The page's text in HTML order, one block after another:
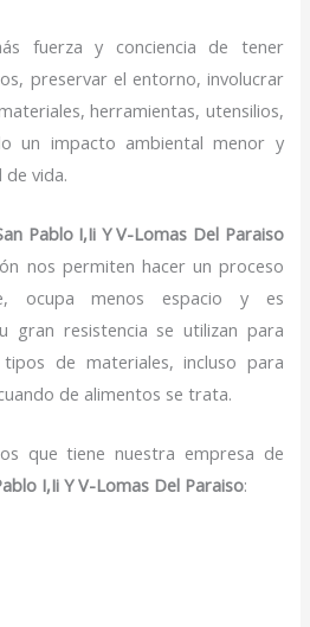
fuerza y conciencia de tener
preservar el entorno, involucrar
herramientas, utensilios,
un impacto ambiental menor y
de vida.
Pablo I,Ii Y V-Lomas Del Paraiso
nos permiten hacer un proceso
ocupa menos espacio y es
gran resistencia se utilizan para
de materiales, incluso para
de alimentos se trata.
que tiene nuestra empresa de
I,Ii Y V-Lomas Del Paraiso: